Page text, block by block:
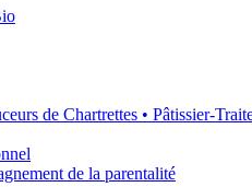
de Chartrettes • Pâtissier-
de la parentalité